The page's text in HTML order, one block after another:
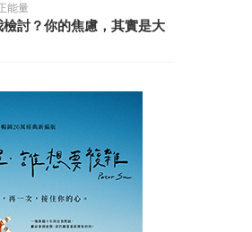
能量
討？你的焦慮，其實是大